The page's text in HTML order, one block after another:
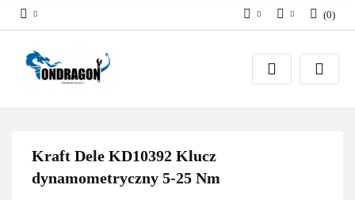
PLNZaloguj się
Załóż konto
(0)
Kraft Dele KD10392 Klucz
dynamometryczny 5-25 Nm